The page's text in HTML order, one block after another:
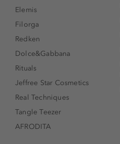
Elemis
Filorga
Redken
Dolce&Gabbana
Rituals
Jeffree Star Cosmetics
Real Techniques
Tangle Teezer
AFRODITA